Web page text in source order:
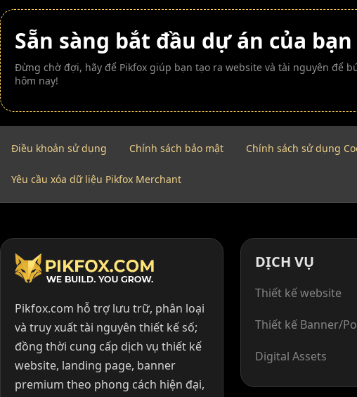
Sẵn sàng bắt đầu dự án của bạn
Đừng chờ đợi, hãy để Pikfox giúp bạn tạo ra website và tài nguyên để
hôm nay!
Điều khoản sử dụng Chính sách bảo mật Chính sách sử dụng
Yêu cầu xóa dữ liệu Pikfox Merchant
Pikfox.com hỗ trợ lưu trữ, phân loại
và truy xuất tài nguyên thiết kế số;
đồng thời cung cấp dịch vụ thiết kế
website, landing page, banner
premium theo phong cách hiện đại,
DỊCH VỤ
Thiết kế website
Thiết kế Banner/
Digital Assets